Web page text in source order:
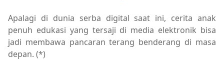
Apalagi di dunia serba digital saat ini, cerita anak
penuh edukasi yang tersaji di media elektronik bisa
jadi membawa pancaran terang benderang di masa
depan. (*)